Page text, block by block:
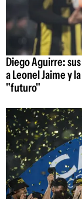
Diego Aguirre:
a Leonel Jaime y
"futuro"